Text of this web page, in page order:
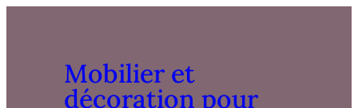
Mobilier et
décoration pour